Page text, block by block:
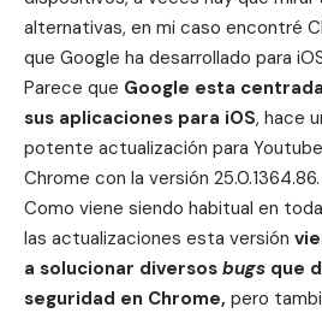
alternativas, en mi caso encontré
que Google ha desarrollado para
Parece que Google esta
sus aplicaciones para iOS, hace
potente actualización para Youtube
Chrome con la versión 25.0.1364.86.
Como viene siendo habitual en
las actualizaciones esta versión
a solucionar diversos bugs que
seguridad en Chrome, pero